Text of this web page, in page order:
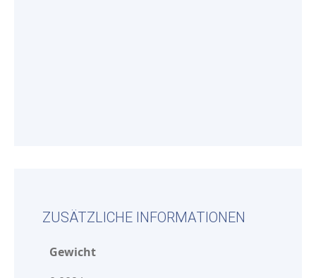
ZUSÄTZLICHE INFORMATIONEN
Gewicht